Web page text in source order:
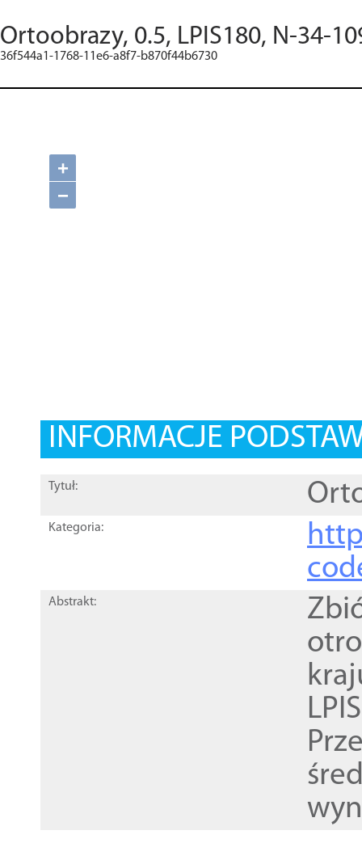
Ortoobrazy, 0.5, LPIS180, N-34-
36f544a1-1768-11e6-a8f7-b870f44b6730
+
−
INFORMACJE
Tytuł:
Kategoria:
Abstrakt: